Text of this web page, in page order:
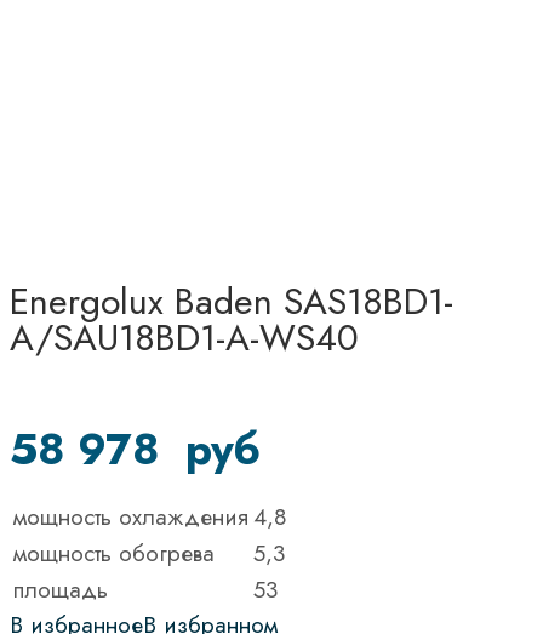
Energolux Baden SAS18BD1-
A/SAU18BD1-A-WS40
58 978 руб
мощность охлаждения 4,8
мощность обогрева
5,3
площадь
53
В избранноеВ избранном